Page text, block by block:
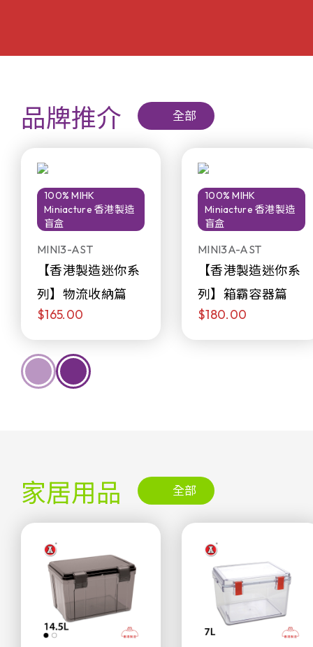
品牌推介 全部
100% MIHK
Miniacture 香港製造
盲盒
MINI3-AST
【香港製造迷你系
列】物流收納篇
$165.00
100% MIHK
Miniacture 香港製造
盲盒
MINI3A-AST
【香港製造迷你系
列】箱霸容器篇
$180.00
家居用品 全部